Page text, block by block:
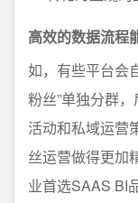
高效的数据流程
如，有些平台会
粉丝”单独分群
活动和私域运营
丝运营做得更加
业首选SAAS BI